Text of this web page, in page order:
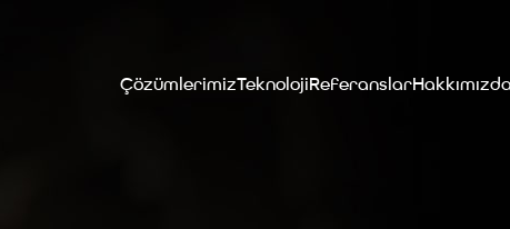
ÇözümlerimizTeknolojiReferanslarHakkımızda